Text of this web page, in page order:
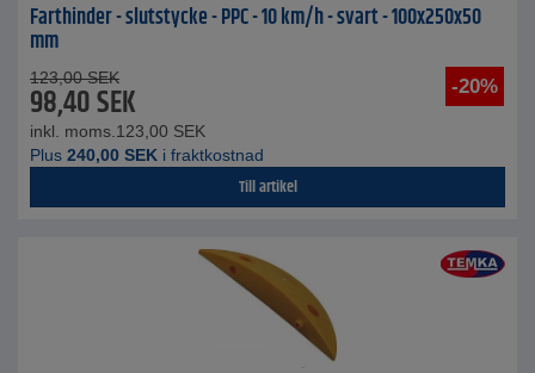
Farthinder - slutstycke - PPC - 10 km/h - svart - 100x250x50
mm
-20%
123,00 SEK
98,40SEK
inkl. moms. 123,00 SEK
Plus 240,00 SEK i fraktkostnad
Till artikel